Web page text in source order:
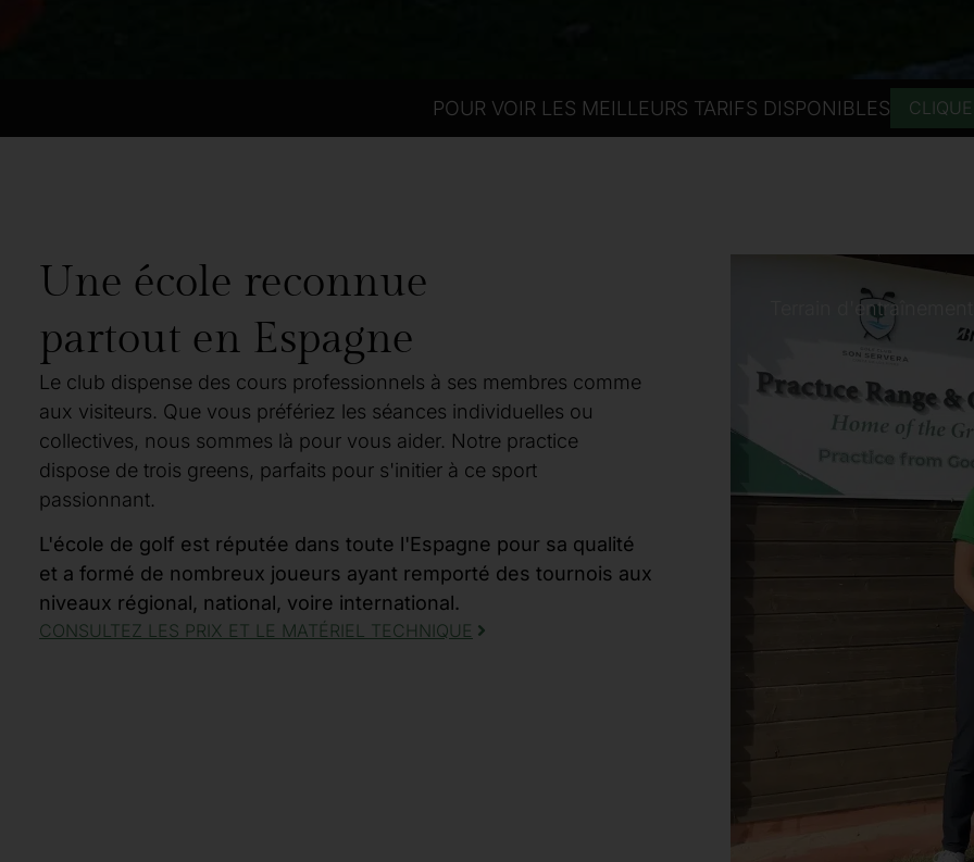
POUR VOIR LES MEILLEURS TARIFS DISPONIBLES
Une école reconnue
partout en Espagne
Le club dispense des cours professionnels à ses membres comme
aux visiteurs. Que vous préfériez les séances individuelles ou
collectives, nous sommes là pour vous aider. Notre practice
dispose de trois greens, parfaits pour s'initier à ce sport
passionnant.
L'école de golf est réputée dans toute l'Espagne pour sa qualité
et a formé de nombreux joueurs ayant remporté des tournois aux
niveaux régional, national, voire international.
CONSULTEZ LES PRIX ET LE MATÉRIEL TECHNIQUE
Terrain d'entraînement